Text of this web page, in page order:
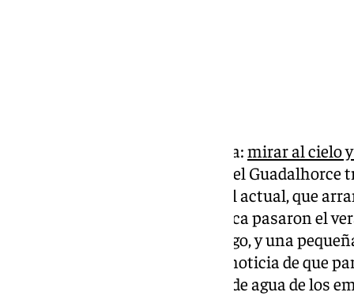
Solo les quedaba una alternativa:mirar al cielo
repetían agricultores del Valle del
justo antes de que comenzara el actual, que
bien los regantes de esta comarca pasaron el
hectómetros de agua para el riego, y una
este año lo comenzaron con la noticia de que
es de seis hectómetros cúbicos de agua de los